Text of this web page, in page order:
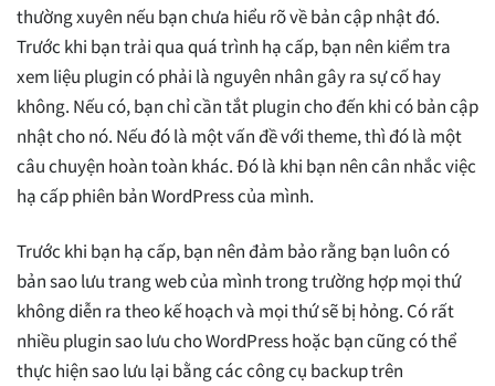
thường xuyên nếu bạn chưa hiểu rõ về bản cập nhật đó.
Trước khi bạn trải qua quá trình hạ cấp, bạn nên kiểm tra
xem liệu plugin có phải là nguyên nhân gây ra sự cố hay
không. Nếu có, bạn chỉ cần tắt plugin cho đến khi có bản cập
nhật cho nó. Nếu đó là một vấn đề với theme, thì đó là một
câu chuyện hoàn toàn khác. Đó là khi bạn nên cân nhắc việc
hạ cấp phiên bản WordPress của mình.
Trước khi bạn hạ cấp, bạn nên đảm bảo rằng bạn luôn có
bản sao lưu trang web của mình trong trường hợp mọi thứ
không diễn ra theo kế hoạch và mọi thứ sẽ bị hỏng. Có rất
nhiều plugin sao lưu cho WordPress hoặc bạn cũng có thể
thực hiện sao lưu lại bằng các công cụ backup trên